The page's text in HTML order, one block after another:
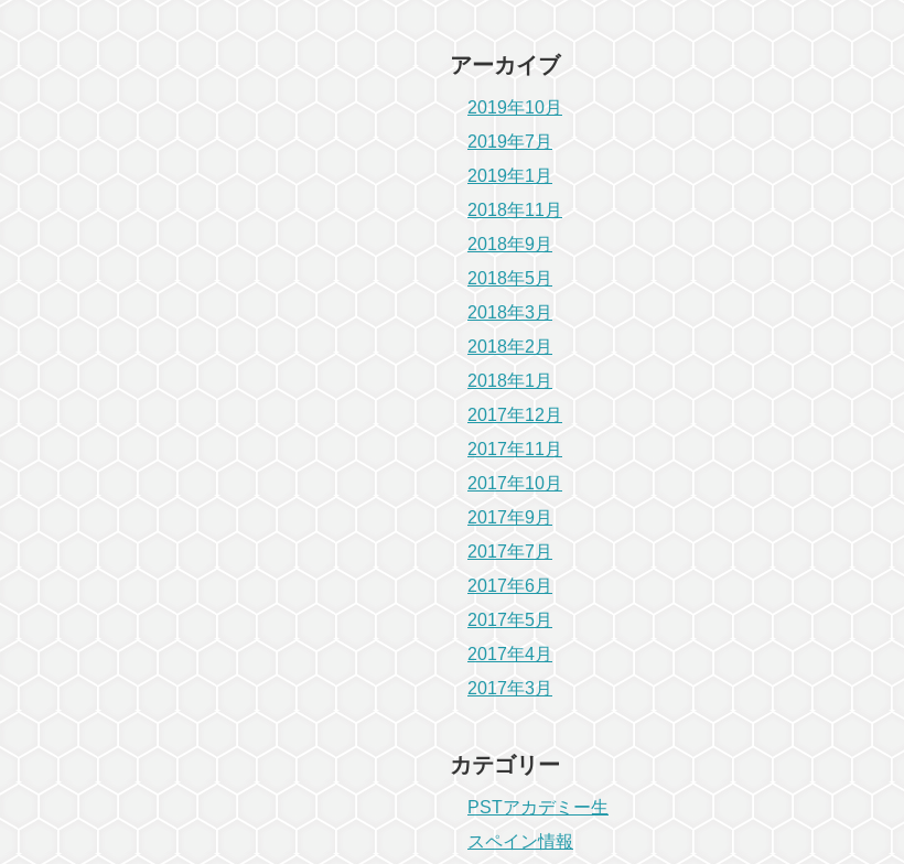
アーカイブ
2019年10月
2019年7月
2019年1月
2018年11月
2018年9月
2018年5月
2018年3月
2018年2月
2018年1月
2017年12月
2017年11月
2017年10月
2017年9月
2017年7月
2017年6月
2017年5月
2017年4月
2017年3月
カテゴリー
PSTアカデミー生
スペイン情報